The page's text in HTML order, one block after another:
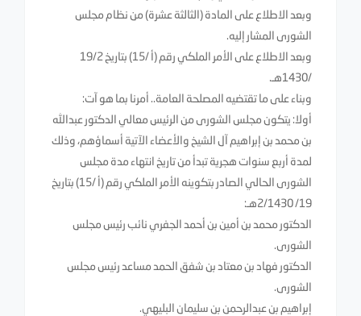
وبعد الاطلاع على المادة (الثالثة عشرة) من نظام مجلس
الشورى المشار إليه.
وبعد الاطلاع على الأمر الملكي رقم (أ /15) بتاريخ 19/2
/1430هـ.
وبناء على ما تقتضيه المصلحة العامة.. أمرنا بما هو آت:
أولا: يتكون مجلس الشورى من الرئيس معالي الدكتور عبدالله
بن محمد بن إبراهيم آل الشيخ والأعضاء الآتية أسماؤهم، وذلك
لمدة أربع سنوات هجرية تبدأ من تاريخ انتهاء مدة مجلس
الشورى الحالي الصادر بتكوينه الأمر الملكي رقم (أ /15) بتاريخ
19/ 2/1430هـ:
الدكتور محمد بن أمين بن أحمد الجفري نائب رئيس مجلس
الشورى.
الدكتور فهاد بن معتاد بن شفق الحمد مساعد رئيس مجلس
الشورى.
إبراهيم بن عبدالرحمن بن سليمان البليهي.